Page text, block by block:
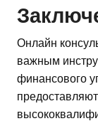
Онлайн
важным
финансового